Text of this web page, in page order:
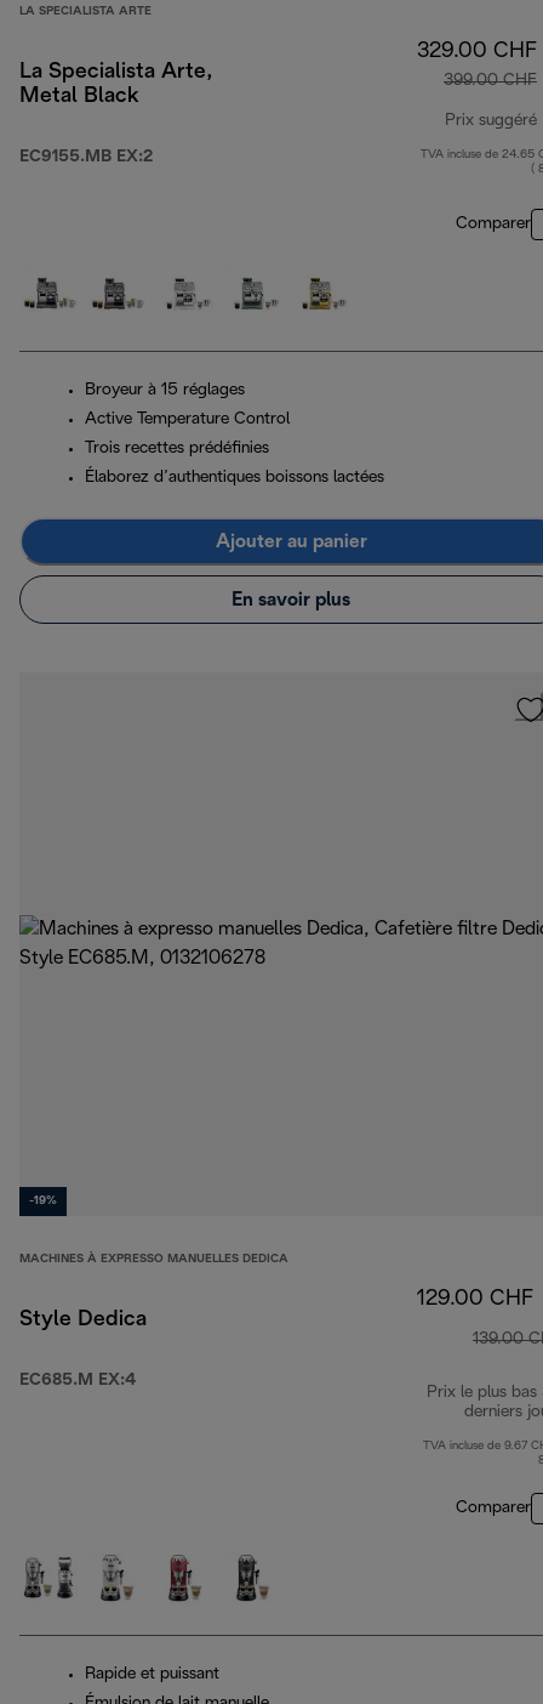
LA SPECIALISTA ARTE
La Specialista Arte,
Metal Black
EC9155.MB EX:2
329.00 CHF
399.00 CHF
Prix suggéré
TVA incluse de 24.65
(
Comparer
Broyeur à 15 réglages
Active Temperature Control
Trois recettes prédéfinies
Élaborez d’authentiques boissons lactées
Ajouter au panier
En savoir plus
-19%
MACHINES À EXPRESSO MANUELLES DEDICA
Style Dedica
EC685.M EX:4
129.00 CHF
139.00
Prix le plus bas
derniers
TVA incluse de 9.67
Comparer
Rapide et puissant